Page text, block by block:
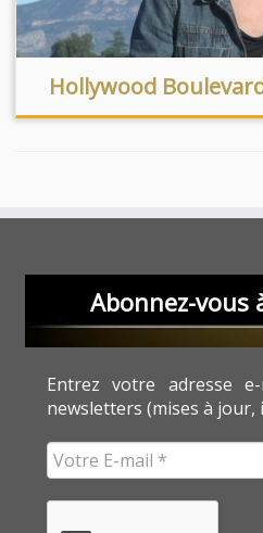
Hollywood
Abonnez-vous
Entrez votre adresse
newsletters (mises à jour,